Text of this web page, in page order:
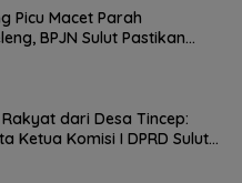
Picu Macet Parah
BPJN Sulut Pastikan
dari Desa Tincep:
Ketua Komisi I DPRD Sulut